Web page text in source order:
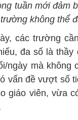
tuần mới đảm
không thể
các trường
đa số là thầy
ngày mà không
vấn đề vượt số
giáo viên, vừa